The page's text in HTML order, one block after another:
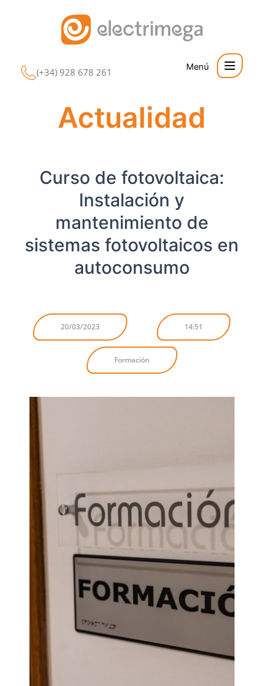
(+34) 928 678 261
Actualidad
Curso de fotovoltaica:
Instalación y
mantenimiento de
sistemas fotovoltaicos en
autoconsumo
20/03/2023 14:51
Formación